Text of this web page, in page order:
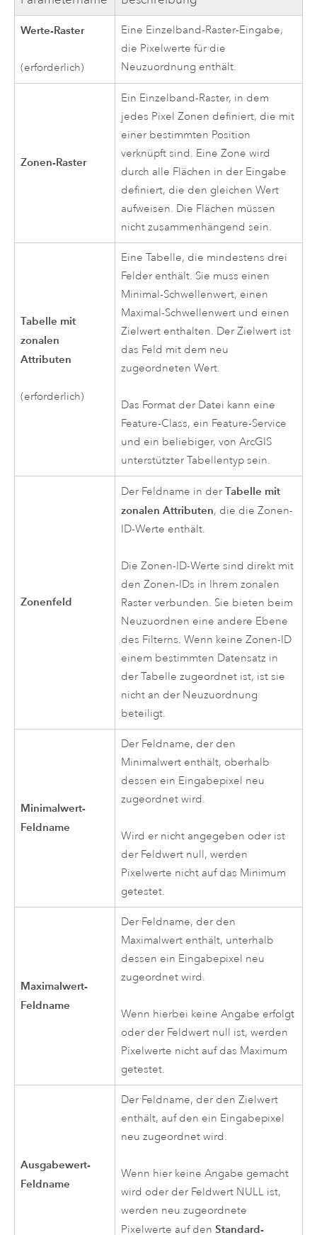
Werte-Raster
(erforderlich)
Eine Einzelband-Raster-Eingabe,
die Pixelwerte für die
Neuzuordnung enthält.
Zonen-Raster
Ein Einzelband-Raster, in dem
jedes Pixel Zonen definiert, die mit
einer bestimmten Position
verknüpft sind. Eine Zone wird
durch alle Flächen in der Eingabe
definiert, die den gleichen Wert
aufweisen. Die Flächen müssen
nicht zusammenhängend sein.
Tabelle mit
zonalen
Attributen
(erforderlich)
Eine Tabelle, die mindestens drei
Felder enthält. Sie muss einen
Minimal-Schwellenwert, einen
Maximal-Schwellenwert und einen
Zielwert enthalten. Der Zielwert ist
das Feld mit dem neu
zugeordneten Wert.
Das Format der Datei kann eine
Feature-Class, ein Feature-Service
und ein beliebiger, von ArcGIS
unterstützter Tabellentyp sein.
Zonenfeld
Der Feldname in derTabelle mit
zonalen Attributen, die die Zonen-
ID-Werte enthält.
Die Zonen-ID-Werte sind direkt mit
den Zonen-IDs in Ihrem zonalen
Raster verbunden. Sie bieten beim
Neuzuordnen eine andere Ebene
des Filterns. Wenn keine Zonen-ID
einem bestimmten Datensatz in
der Tabelle zugeordnet ist, ist sie
nicht an der Neuzuordnung
beteiligt.
Minimalwert-
Feldname
Der Feldname, der den
Minimalwert enthält, oberhalb
dessen ein Eingabepixel neu
zugeordnet wird.
Wird er nicht angegeben oder ist
der Feldwert null, werden
Pixelwerte nicht auf das Minimum
getestet.
Maximalwert-
Feldname
Der Feldname, der den
Maximalwert enthält, unterhalb
dessen ein Eingabepixel neu
zugeordnet wird.
Wenn hierbei keine Angabe erfolgt
oder der Feldwert null ist, werden
Pixelwerte nicht auf das Maximum
getestet.
Ausgabewert-
Feldname
Der Feldname, der den Zielwert
enthält, auf den ein Eingabepixel
neu zugeordnet wird.
Wenn hier keine Angabe gemacht
wird oder der Feldwert NULL ist,
werden neu zugeordnete
Pixelwerte auf denStandard-